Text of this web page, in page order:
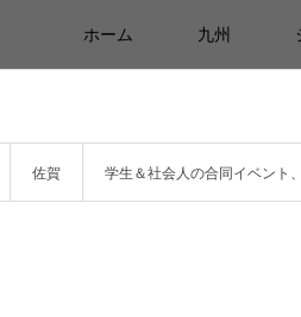
ホーム 九州
佐賀 学生＆社会人の合同イベント